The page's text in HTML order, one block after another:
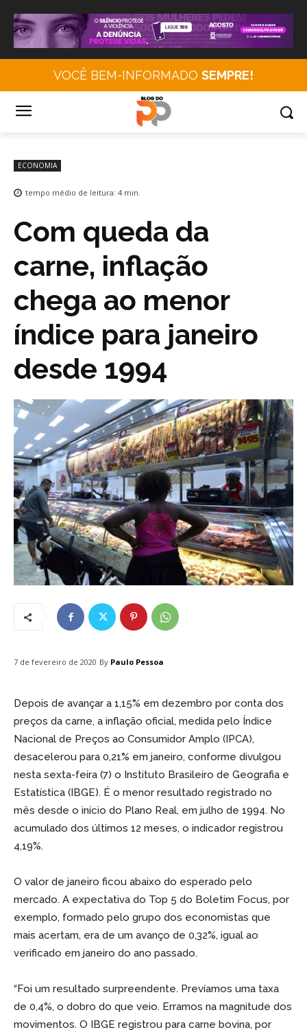
VOCÊ BEM-INFORMADO SEMPRE!
ECONOMIA
tempo médio de leitura: 4 min.
Com queda da
carne, inflação
chega ao menor
índice para janeiro
desde 1994
7 de fevereiro de 2020 By Paulo Pessoa
Depois de avançar a 1,15% em dezembro por conta dos
preços da carne, a inflação oficial, medida pelo Índice
Nacional de Preços ao Consumidor Amplo (IPCA),
desacelerou para 0,21% em janeiro, conforme divulgou
nesta sexta-feira (7) o Instituto Brasileiro de Geografia e
Estatística (IBGE). É o menor resultado registrado no
mês desde o início do Plano Real, em julho de 1994. No
acumulado dos últimos 12 meses, o indicador registrou
4,19%.
O valor de janeiro ficou abaixo do esperado pelo
mercado. A expectativa do Top 5 do Boletim Focus, por
exemplo, formado pelo grupo dos economistas que
mais acertam, era de um avanço de 0,32%, igual ao
verificado em janeiro do ano passado.
“Foi um resultado surpreendente. Prevíamos uma taxa
de 0,4%, o dobro do que veio. Erramos na magnitude dos
movimentos. O IBGE registrou para carne bovina, por